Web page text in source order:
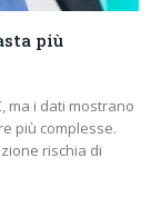
più
ma i dati mostrano
più complesse.
rischia di